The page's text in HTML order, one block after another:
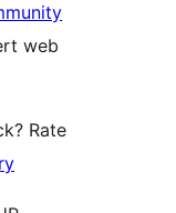
web
Rate